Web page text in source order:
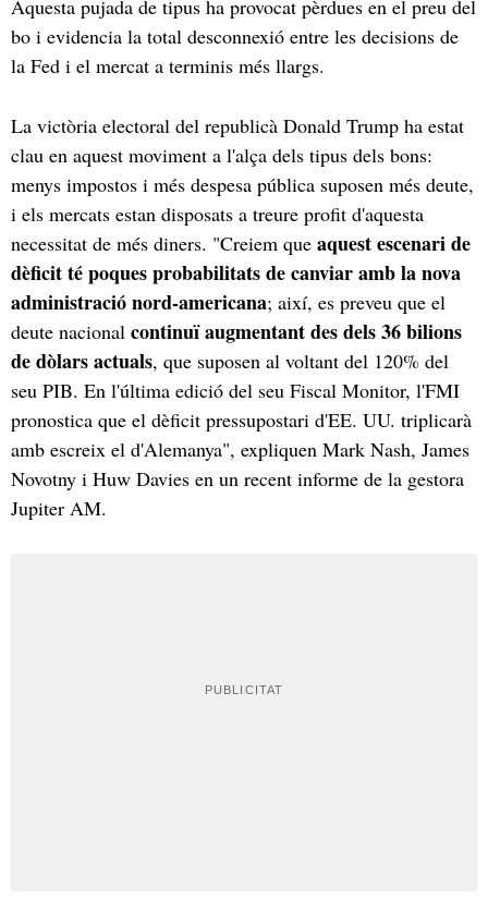
Aquesta pujada de tipus ha provocat pèrdues en el preu del
bo i evidencia la total desconnexió entre les decisions de
la Fed i el mercat a terminis més llargs.
La victòria electoral del republicà Donald Trump ha estat
clau en aquest moviment a l'alça dels tipus dels bons:
menys impostos i més despesa pública suposen més deute,
i els mercats estan disposats a treure profit d'aquesta
necessitat de més diners. "Creiem que aquest escenari de
dèficit té poques probabilitats de canviar amb la nova
administració nord-americana; així, es preveu que el
deute nacional continuï augmentant des dels 36 bilions
de dòlars actuals, que suposen al voltant del 120% del
seu PIB. En l'última edició del seu Fiscal Monitor, l'FMI
pronostica que el dèficit pressupostari d'EE. UU. triplicarà
amb escreix el d'Alemanya", expliquen Mark Nash, James
Novotny i Huw Davies en un recent informe de la gestora
Jupiter AM.